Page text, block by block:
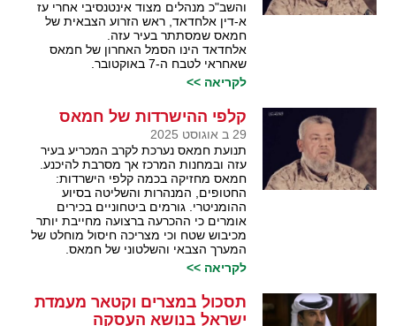
והשב"כ מנהלים מצוד אינטנסיבי אחרי עז
א-דין אלחדאד, ראש הזרוע הצבאית של
חמאס שמסתתר בעיר עזה.
אלחדאד הינו הסמל האחרון של חמאס
שאחראי לטבח ה-7 באוקטובר.
לקריאה >>
קלפי ההישרדות של חמאס
29 ב אוגוסט 2025
תנועת חמאס נערכת לקרב המכריע בעיר
עזה ובמחנות המרכז אך מסרבת להיכנע.
חמאס מחזיקה בכמה קלפי הישרדות:
החטופים, המנהרות והשליטה בסיוע
ההומניטרי. גורמים ביטחוניים בכירים
אומרים כי ההכרעה ברצועה מחייבת יותר
מכיבוש שטח וכי מצריכה חיסול מוחלט של
המערך הצבאי והשלטוני של חמאס.
לקריאה >>
תסכול במצרים וקטאר מעמדת
ישראל בנושא העסקה